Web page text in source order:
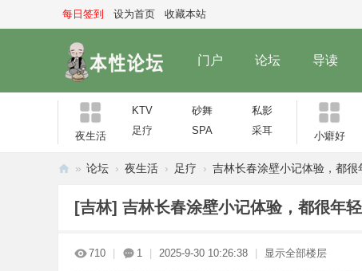
每日签到 设为首页 收藏本站
门户 论坛 导读
夜生活
KTV 砂舞
私影
足疗
SPA 采耳 小癖好
» 论坛 › 夜生活 › 足疗 › 吉林长春涂壁小记体验，都很
[吉林] 吉林长春涂壁小记体验，都很年轻
710 1 2025-9-30 10:26:38 显示全部楼层